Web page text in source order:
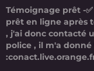
Témoignage prêt -
prêt en ligne après
, j'ai donc contacté
police , il m'a